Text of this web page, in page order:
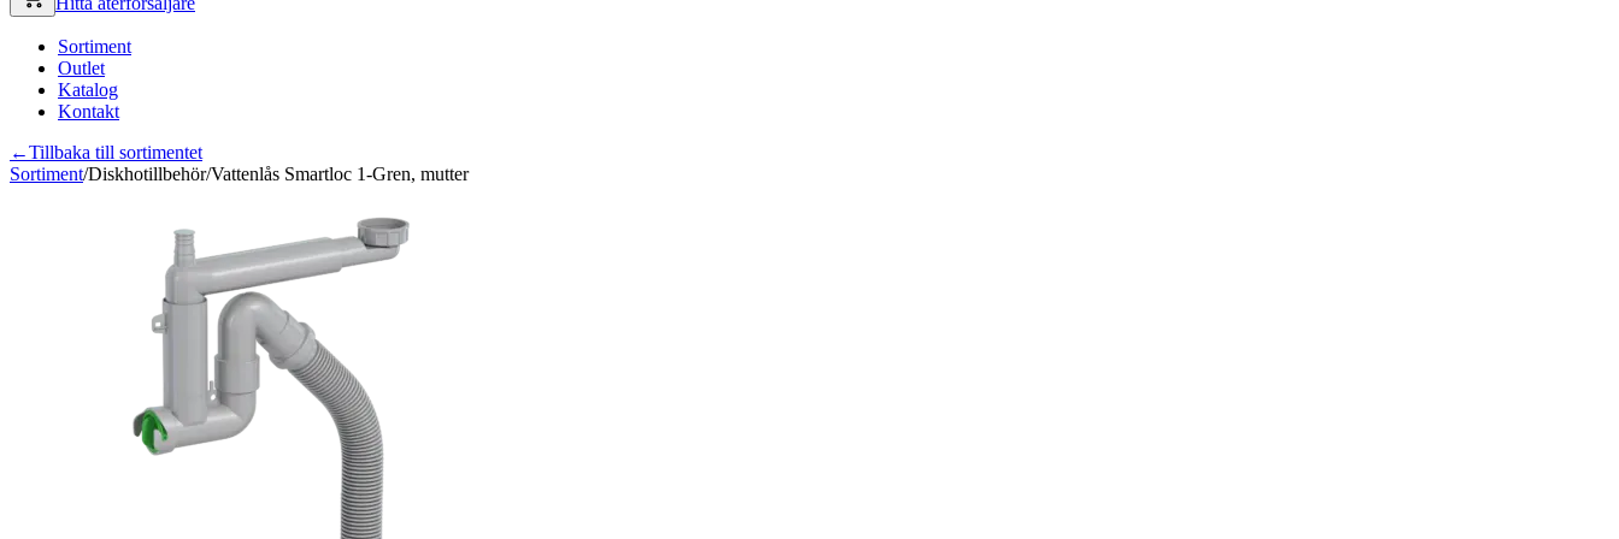
Sortiment
Outlet
Katalog
Kontakt
←Tillbaka till sortimentet
Sortiment/Diskhotillbehör/Vattenlås Smartloc 1-Gren, mutter